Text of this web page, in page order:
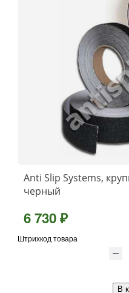
Anti Slip Systems,
черный
6 730 ₽
Штрихкод товара
В